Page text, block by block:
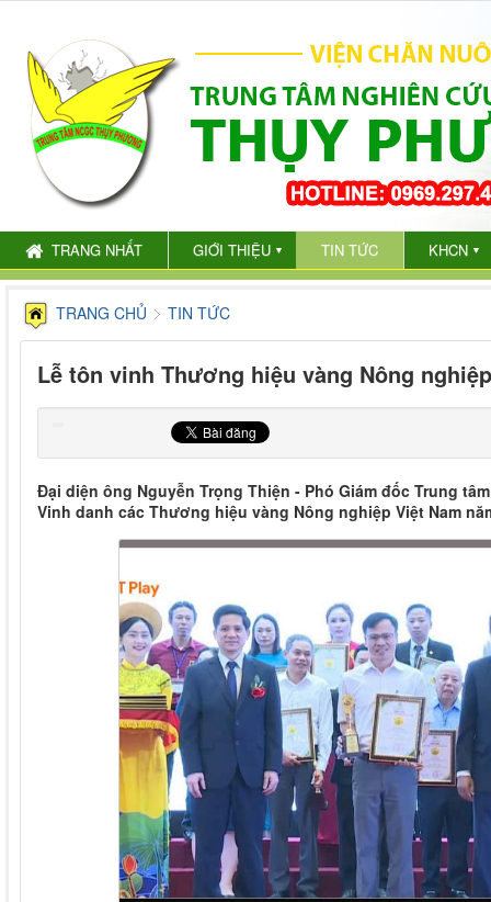
TRANG NHẤT GIỚI THIỆU ▼ TIN TỨC KHCN ▼
TRANG CHỦ TIN TỨC
Lễ tôn vinh Thương hiệu vàng Nông
Đại diện ông Nguyễn Trọng Thiện - Phó Giám đốc Trung
Vinh danh các Thương hiệu vàng Nông nghiệp Việt Nam